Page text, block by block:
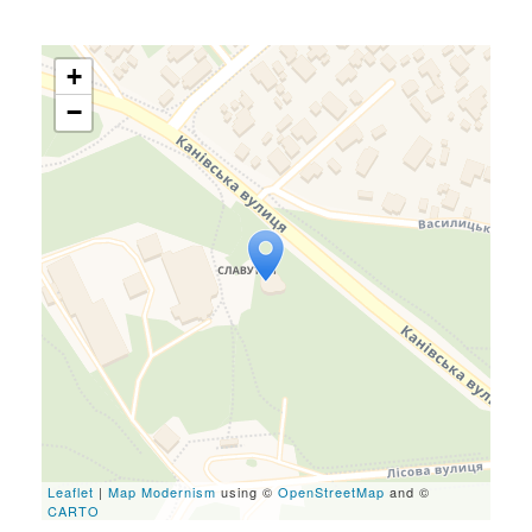
Travelers' Map is loading...
If you see this after your
page is loaded completely,
leafletJS files are missing.
+
−
Leaflet | Map Modernism using © OpenStreetMap and ©
CARTO